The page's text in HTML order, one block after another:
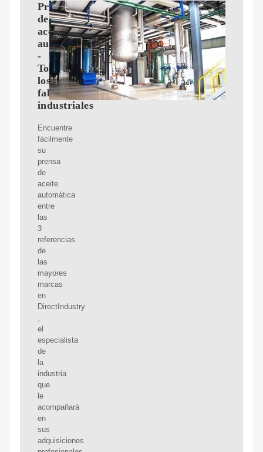
Prensa
de
aceite
automática
-
Todos
los
fabricantes
industriales
Encuentre
fácilmente
su
prensa
de
aceite
automática
entre
las
3
referencias
de
las
mayores
marcas
en
DirectIndustry
,
el
especialista
de
la
industria
que
le
acompañará
en
sus
adquisiciones